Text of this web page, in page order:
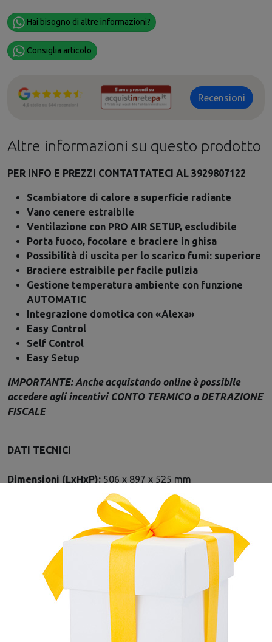
Hai bisogno di altre informazioni?
Consiglia articolo
Recensioni
Altre informazioni su questo prodotto
PER INFO E PREZZI CONTATTATECI AL 3929807122
Scambiatore di calore a superficie radiante
Vano cenere estraibile
Ventilazione con PRO AIR SETUP, escludibile
Porta fuoco, focolare e braciere in ghisa
Possibilità di uscita per lo scarico fumi: superiore
Braciere estraibile per facile pulizia
Gestione temperatura ambiente con funzione
AUTOMATIC
Integrazione domotica con «Alexa»
Easy Control
Self Control
Easy Setup
IMPORTANTE: Anche acquistando online è possibile
accedere agli incentivi CONTO TERMICO o DETRAZIONE
FISCALE
DATI TECNICI
Dimensioni (LxHxP): 506 x 897 x 525 mm
0,6 –1,5 kg/h
Capacità totale serbatoio:11 kg
Diametro scarico fumi: 80 mm S
94,3 –91,3 %
Peso Netto:
Classe Energetica:
Potenza termica nominale:
m³ riscaldabili:
201 m3